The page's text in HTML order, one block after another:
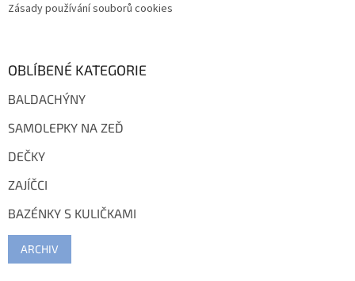
Zásady používání souborů cookies
OBLÍBENÉ KATEGORIE
BALDACHÝNY
SAMOLEPKY NA ZEĎ
DEČKY
ZAJÍČCI
BAZÉNKY S KULIČKAMI
ARCHIV